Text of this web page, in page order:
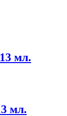
мл.
мл.